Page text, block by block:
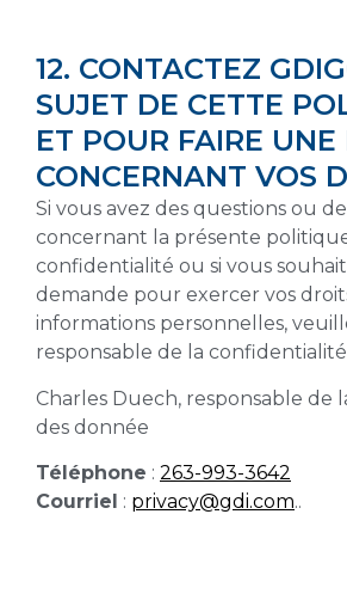
12. CONTACTEZ
SUJET DE CETTE
ET POUR FAIRE
CONCERNANT VOS
Si vous avez des questions ou
concernant la présente
confidentialité ou si vous
demande pour exercer vos
informations personnelles,
responsable de la
Charles Duech, responsable de
des donnée
Téléphone : 263-993-3642
Courriel : privacy@gdi.com..